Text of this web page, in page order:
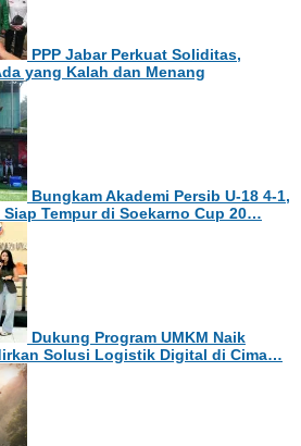
PPP Jabar Perkuat Soliditas,
yang Kalah dan Menang
Bungkam Akademi Persib U-18 4-1,
Siap Tempur di Soekarno Cup 20…
Dukung Program UMKM Naik
Solusi Logistik Digital di Cima…